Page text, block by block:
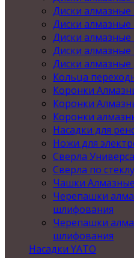
Диски
Диски алмазные
Диски
Диски
Диски алмазные
Кольца
Коронки
Коронки
Коронки
Насадки для
Ножи для
Сверла
Сверла по
Чашки Алмазные
Черепашки
шлифования
Черепашки
шлифования
Насадки YATO